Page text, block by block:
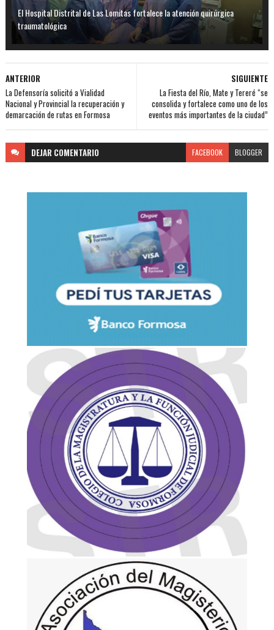
El Hospital Distrital de Las Lomitas fortalece la atención quirúrgica
traumatológica
SIGUIENTE
La Fiesta del Río, Mate y Tereré “se
consolida y fortalece como uno de los
eventos más importantes de la ciudad”
ANTERIOR
La Defensoría solicitó a Vialidad
Nacional y Provincial la recuperación y
demarcación de rutas en Formosa
DEJAR COMENTARIO FACEBOOK BLOGGER